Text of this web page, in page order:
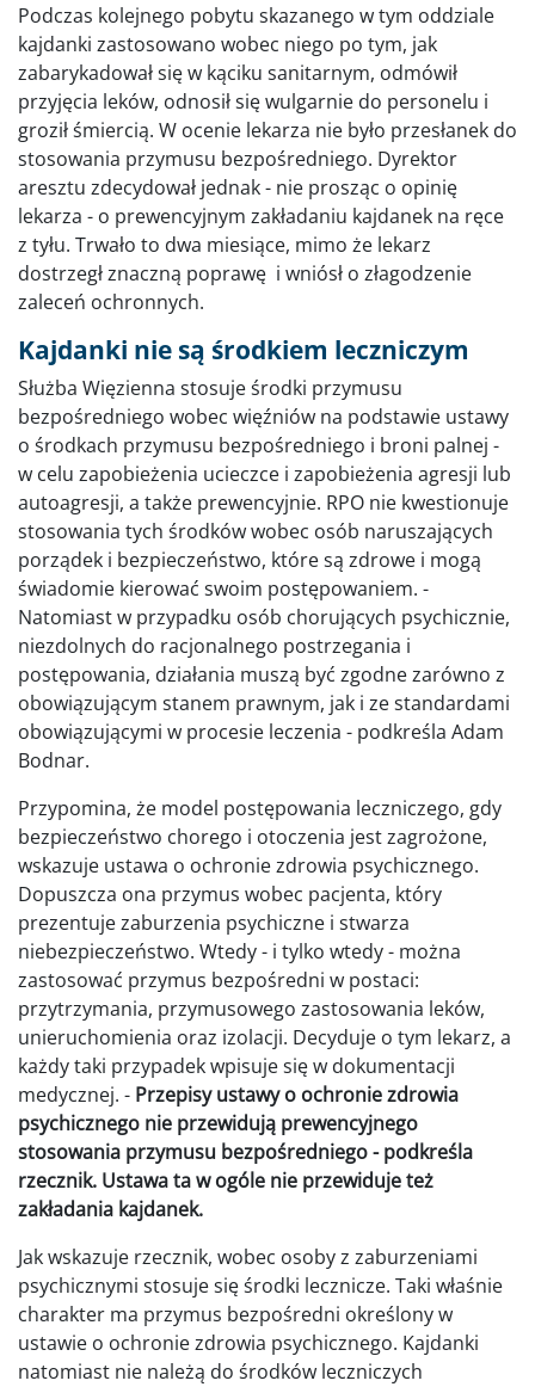
Podczas kolejnego pobytu skazanego w tym oddziale
kajdanki zastosowano wobec niego po tym, jak
zabarykadował się w kąciku sanitarnym, odmówił
przyjęcia leków, odnosił się wulgarnie do personelu i
groził śmiercią. W ocenie lekarza nie było przesłanek do
stosowania przymusu bezpośredniego. Dyrektor
aresztu zdecydował jednak - nie prosząc o opinię
lekarza - o prewencyjnym zakładaniu kajdanek na ręce
z tyłu. Trwało to dwa miesiące, mimo że lekarz
dostrzegł znaczną poprawę i wniósł o złagodzenie
zaleceń ochronnych.
Kajdanki nie są środkiem leczniczym
Służba Więzienna stosuje środki przymusu
bezpośredniego wobec więźniów na podstawie ustawy
o środkach przymusu bezpośredniego i broni palnej -
w celu zapobieżenia ucieczce i zapobieżenia agresji lub
autoagresji, a także prewencyjnie. RPO nie kwestionuje
stosowania tych środków wobec osób naruszających
porządek i bezpieczeństwo, które są zdrowe i mogą
świadomie kierować swoim postępowaniem. -
Natomiast w przypadku osób chorujących psychicznie,
niezdolnych do racjonalnego postrzegania i
postępowania, działania muszą być zgodne zarówno z
obowiązującym stanem prawnym, jak i ze standardami
obowiązującymi w procesie leczenia - podkreśla Adam
Bodnar.
Przypomina, że model postępowania leczniczego, gdy
bezpieczeństwo chorego i otoczenia jest zagrożone,
wskazuje ustawa o ochronie zdrowia psychicznego.
Dopuszcza ona przymus wobec pacjenta, który
prezentuje zaburzenia psychiczne i stwarza
niebezpieczeństwo. Wtedy - i tylko wtedy - można
zastosować przymus bezpośredni w postaci:
przytrzymania, przymusowego zastosowania leków,
unieruchomienia oraz izolacji. Decyduje o tym lekarz, a
każdy taki przypadek wpisuje się w dokumentacji
medycznej. - Przepisy ustawy o ochronie zdrowia
psychicznego nie przewidują prewencyjnego
stosowania przymusu bezpośredniego - podkreśla
rzecznik. Ustawa ta w ogóle nie przewiduje też
zakładania kajdanek.
Jak wskazuje rzecznik, wobec osoby z zaburzeniami
psychicznymi stosuje się środki lecznicze. Taki właśnie
charakter ma przymus bezpośredni określony w
ustawie o ochronie zdrowia psychicznego. Kajdanki
natomiast nie należą do środków leczniczych